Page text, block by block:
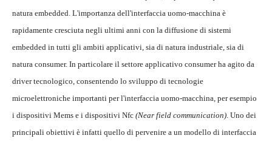
natura embedded. L'importanza dell'interfaccia uomo-macchina è
rapidamente cresciuta negli ultimi anni con la diffusione di sistemi
embedded in tutti gli ambiti applicativi, sia di natura industriale, sia di
natura consumer. In particolare il settore applicativo consumer ha agito da
driver tecnologico, consentendo lo sviluppo di tecnologie
microelettroniche importanti per l'interfaccia uomo-macchina, per esempio
i dispositivi Mems e i dispositivi Nfc (Near field communication). Uno dei
principali obiettivi è infatti quello di pervenire a un modello di interfaccia